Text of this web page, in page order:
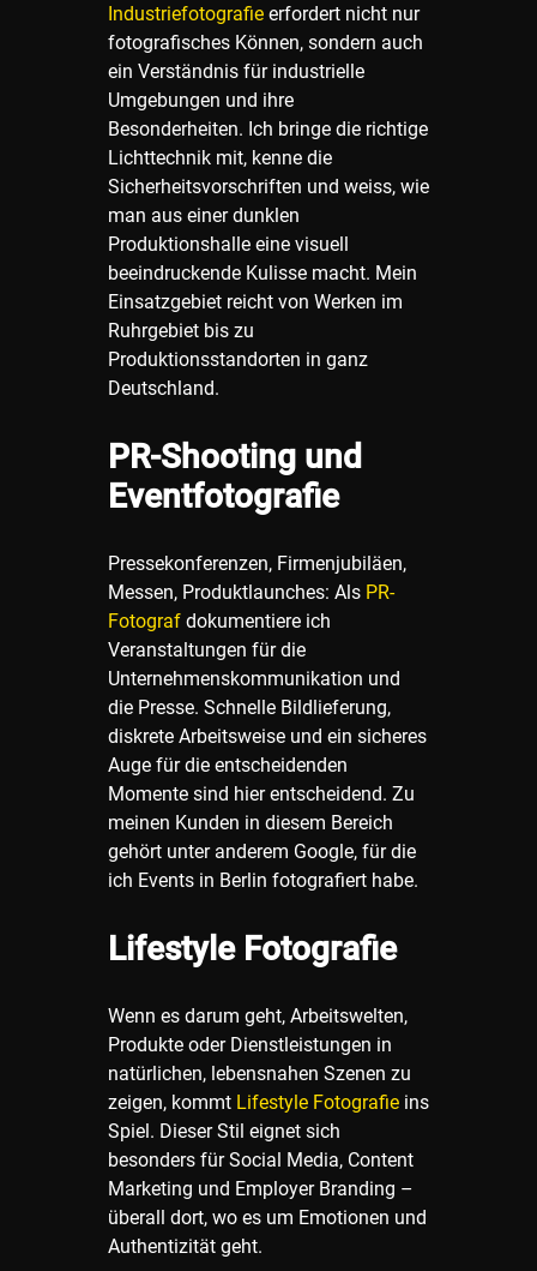
Industriefotografie erfordert nicht nur
fotografisches Können, sondern auch
ein Verständnis für industrielle
Umgebungen und ihre
Besonderheiten. Ich bringe die richtige
Lichttechnik mit, kenne die
Sicherheitsvorschriften und weiss, wie
man aus einer dunklen
Produktionshalle eine visuell
beeindruckende Kulisse macht. Mein
Einsatzgebiet reicht von Werken im
Ruhrgebiet bis zu
Produktionsstandorten in ganz
Deutschland.
PR-Shooting und
Eventfotografie
Pressekonferenzen, Firmenjubiläen,
Messen, Produktlaunches: Als PR-
Fotograf dokumentiere ich
Veranstaltungen für die
Unternehmenskommunikation und
die Presse. Schnelle Bildlieferung,
diskrete Arbeitsweise und ein sicheres
Auge für die entscheidenden
Momente sind hier entscheidend. Zu
meinen Kunden in diesem Bereich
gehört unter anderem Google, für die
ich Events in Berlin fotografiert habe.
Lifestyle Fotografie
Wenn es darum geht, Arbeitswelten,
Produkte oder Dienstleistungen in
natürlichen, lebensnahen Szenen zu
zeigen, kommt Lifestyle Fotografie ins
Spiel. Dieser Stil eignet sich
besonders für Social Media, Content
Marketing und Employer Branding –
überall dort, wo es um Emotionen und
Authentizität geht.